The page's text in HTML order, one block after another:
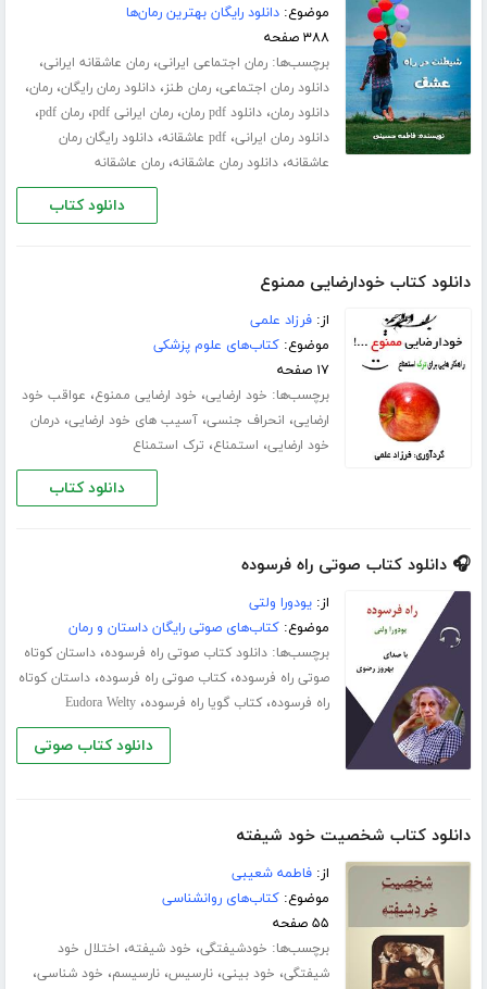
موضوع:دانلود رایگان بهترین رمان‌ها
۳۸۸ صفحه
برچسب‌ها:رمان اجتماعی ایرانی،رمان عاشقانه ایرانی،
دانلود رمان اجتماعی،رمان طنز،دانلود رمان رایگان،رمان،
دانلود رمان،دانلود pdf رمان ،رمان ایرانی pdf ،رمان pdf ،
دانلود رمان ایرانی،pdf عاشقانه ،دانلود رایگان رمان
عاشقانه،دانلود رمان عاشقانه،رمان عاشقانه
دانلود کتاب
دانلود کتاب خودارضایی ممنوع
از:فرزاد علمی
موضوع:کتاب‌های علوم پزشکی
۱۷ صفحه
برچسب‌ها: خود ارضایی، خود ارضایی ممنوع، عواقب خود
ارضایی، انحراف جنسی،آسیب های خود ارضایی،درمان
خود ارضایی، استمناع، ترک استمناع
دانلود کتاب
🎧 دانلود کتاب صوتی راه فرسوده
از:یودورا ولتی
موضوع:کتاب‌های صوتی رایگان داستان و رمان
برچسب‌ها:دانلود کتاب صوتی راه فرسوده،داستان کوتاه
صوتی راه فرسوده،کتاب صوتی راه فرسوده،داستان کوتاه
راه فرسوده،کتاب گویا راه فرسوده،Eudora Welty
دانلود کتاب صوتی
دانلود کتاب شخصیت خود شیفته
از:فاطمه شعیبی
موضوع:کتاب‌های روانشناسی
۵۵ صفحه
برچسب‌ها: خودشیفتگی، خود شیفته، اختلال خود
شیفتگی، خود بینی،نارسیس،نارسیسم، خود شناسی،